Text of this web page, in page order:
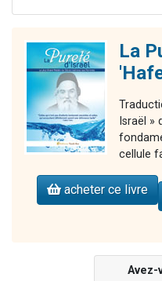
La
Israël »
cellule
acheter ce livre
Avez-